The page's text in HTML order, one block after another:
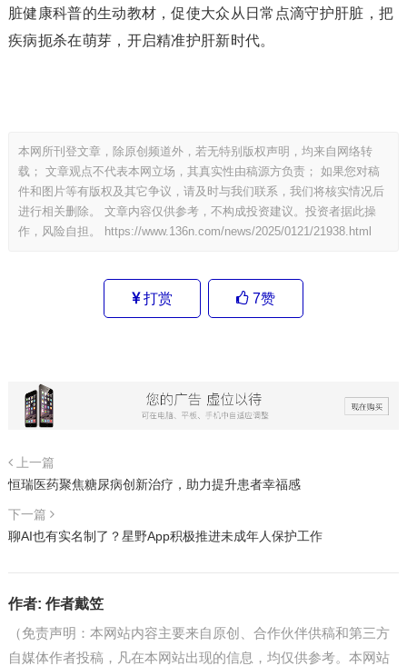
脏健康科普的生动教材，促使大众从日常点滴守护肝脏，把
疾病扼杀在萌芽，开启精准护肝新时代。
本网所刊登文章，除原创频道外，若无特别版权声明，均来自网络转
载； 文章观点不代表本网立场，其真实性由稿源方负责； 如果您对稿
件和图片等有版权及其它争议，请及时与我们联系，我们将核实情况后
进行相关删除。 文章内容仅供参考，不构成投资建议。投资者据此操
作，风险自担。
https://www.136n.com/news/2025/0121/21938.html
打赏 7赞
上一篇
恒瑞医药聚焦糖尿病创新治疗，助力提升患者幸福感
下一篇
聊AI也有实名制了？星野App积极推进未成年人保护工作
作者: 作者戴笠
（免责声明：本网站内容主要来自原创、合作伙伴供稿和第三方
自媒体作者投稿，凡在本网站出现的信息，均仅供参考。本网站